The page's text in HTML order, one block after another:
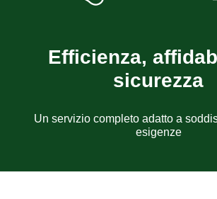
Efficienza,
sicurezza
Un servizio completo adatto a
esigenze